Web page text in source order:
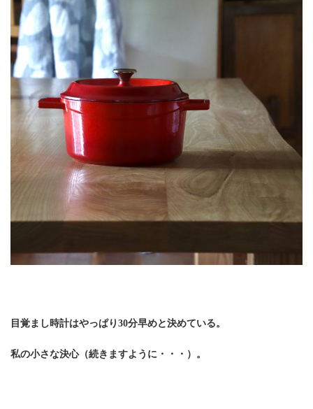
目覚まし時計はやっぱり 30分早めと決めている。
私の小さな決心（続きますように・・・）。